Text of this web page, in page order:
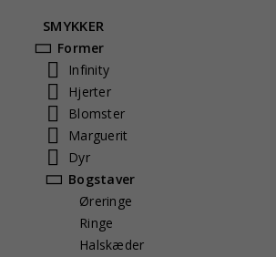
SMYKKER
Former
Infinity
Hjerter
Blomster
Marguerit
Dyr
Bogstaver
Øreringe
Ringe
Halskæder